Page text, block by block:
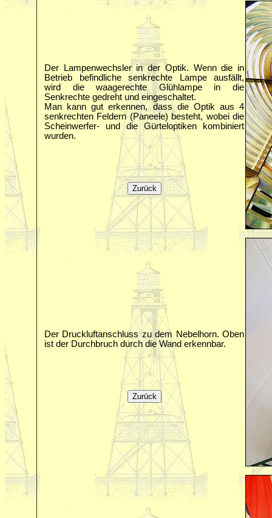
Der Lampenwechsler in der Optik. Wenn die in
Betrieb befindliche senkrechte Lampe ausfällt,
wird die waagerechte Glühlampe in die
Senkrechte gedreht und eingeschaltet.
Man kann gut erkennen, dass die Optik aus 4
senkrechten Feldern (Paneele) besteht, wobei die
Scheinwerfer‐ und die Gürteloptiken kombiniert
wurden.
Der Druckluftanschluss zu dem Nebelhorn. Oben
ist der Durchbruch durch die Wand erkennbar.